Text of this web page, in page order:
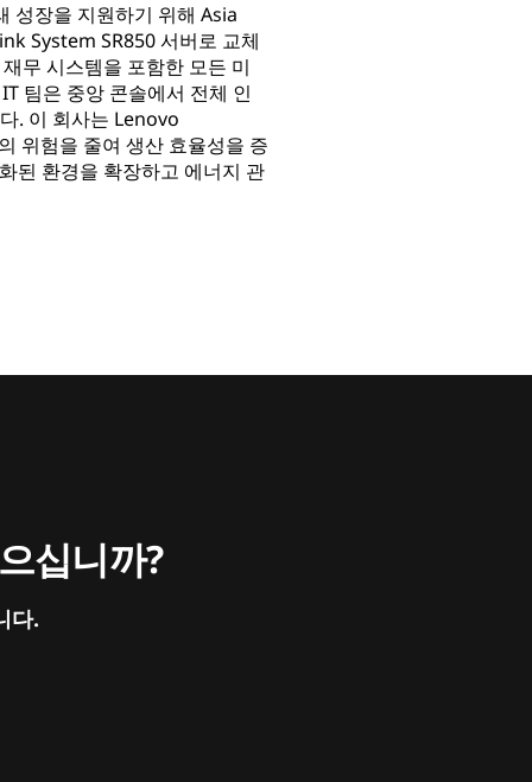
성장을 지원하기 위해 Asia
System SR850 서버로 교체
무 시스템을 포함한 모든 미
팀은 중앙 콘솔에서 전체 인
. 이 회사는 Lenovo
위험을 줄여 생산 효율성을 증
된 환경을 확장하고 에너지 관
십니까?
다.